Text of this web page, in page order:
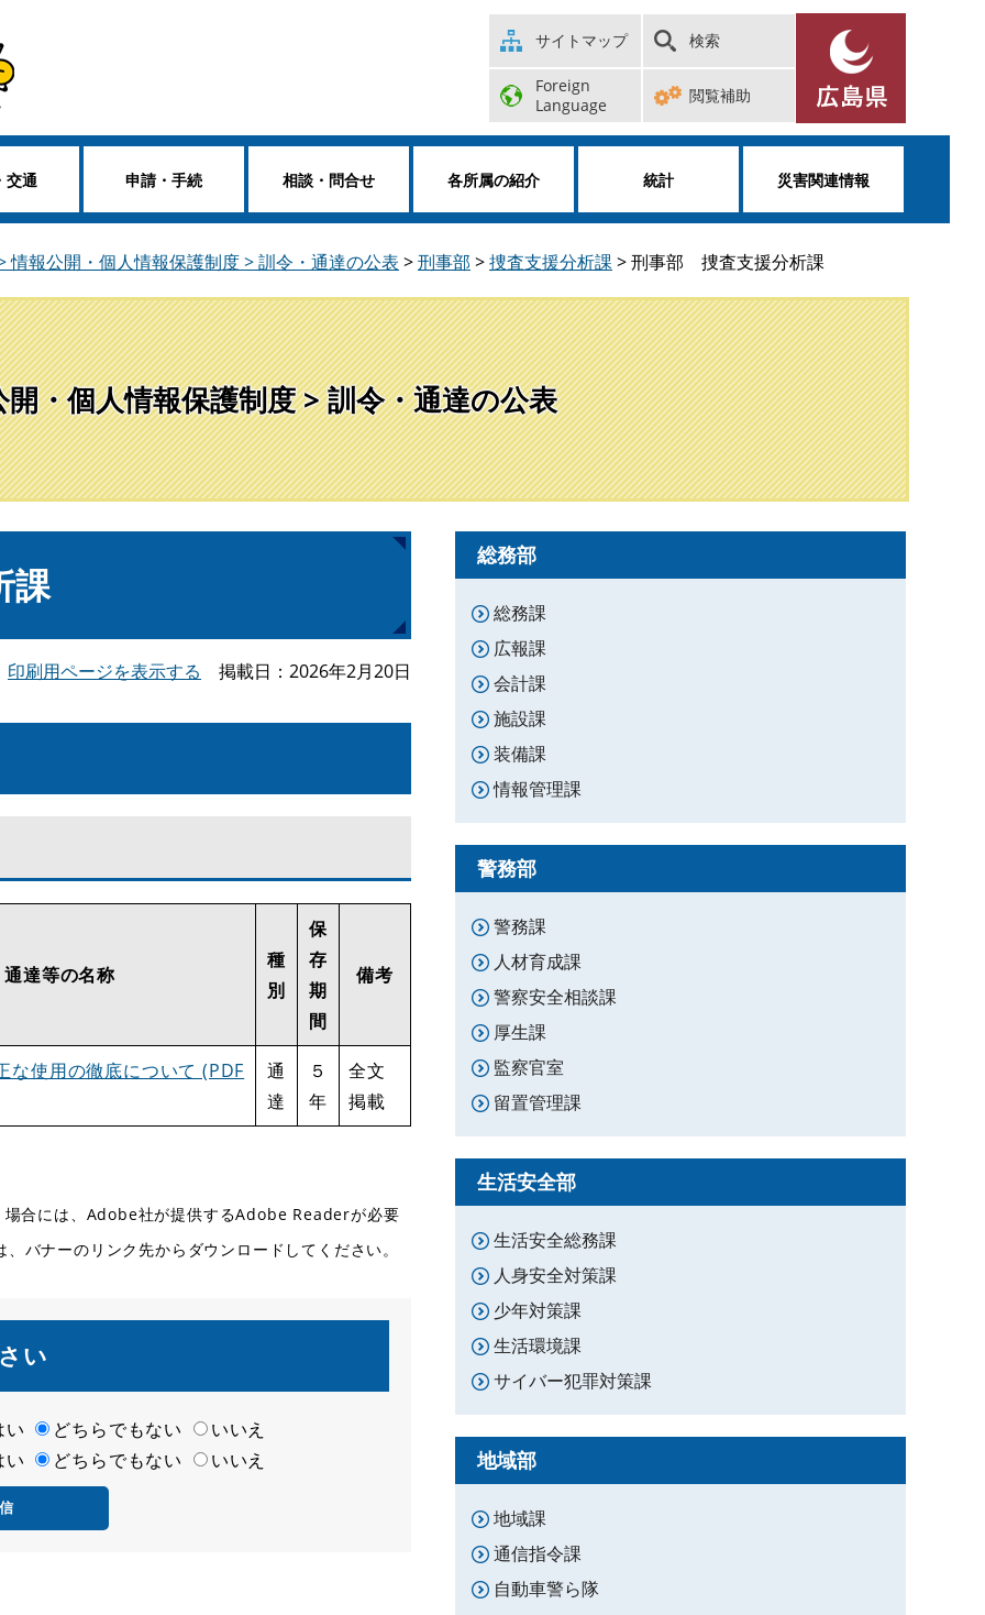
サイトマップ 検索
Foreign
Language
閲覧補助
交通 申請・手続 相談・問合せ 各所属の紹介 統計 災害関連情報
情報公開・個人情報保護制度 > 訓令・通達の公表 >刑事部 >捜査支援分析課>刑事部 捜査支援分析課
・個人情報保護制度 > 訓令・通達の公表
課
印刷用ページを表示する 掲載日 2026年2月20日
達等の名称
種
別
保
存
期
間
備考
な使用の徹底について (PDF
通
達
５
年
全文
掲載
場合には、Adobe社が提供するAdobe Readerが必要
バナーのリンク先からダウンロードしてください。
い
い どちらでもない
いいえ
い どちらでもない いいえ
総務部
総務課
広報課
会計課
施設課
装備課
情報管理課
警務部
警務課
人材育成課
警察安全相談課
厚生課
監察官室
留置管理課
生活安全部
生活安全総務課
人身安全対策課
少年対策課
生活環境課
サイバー犯罪対策課
地域部
地域課
通信指令課
自動車警ら隊